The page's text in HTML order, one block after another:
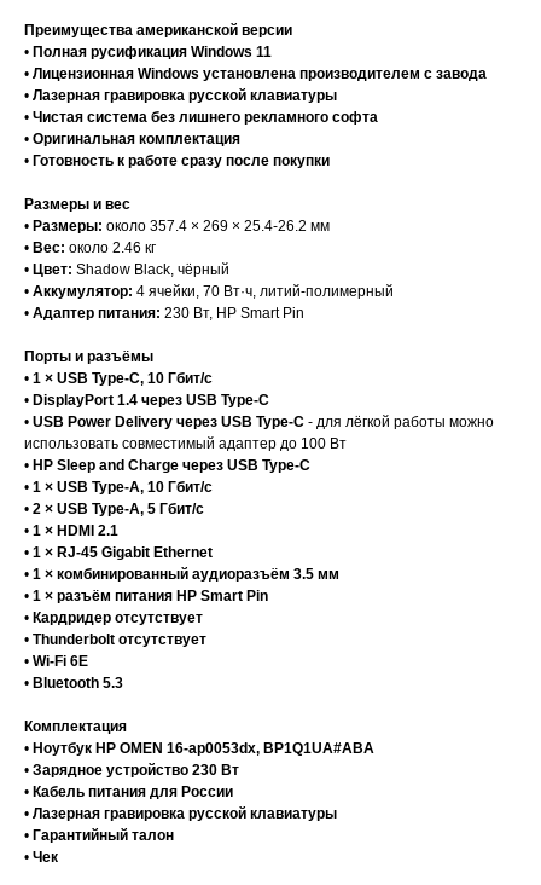
Преимущества американской версии
• Полная русификация Windows 11
• Лицензионная Windows установлена производителем с завода
• Лазерная гравировка русской клавиатуры
• Чистая система без лишнего рекламного софта
• Оригинальная комплектация
• Готовность к работе сразу после покупки
Размеры и вес
• Размеры: около 357.4 × 269 × 25.4-26.2 мм
• Вес: около 2.46 кг
• Цвет: Shadow Black, чёрный
• Аккумулятор: 4 ячейки, 70 Вт·ч, литий-полимерный
• Адаптер питания: 230 Вт, HP Smart Pin
Порты и разъёмы
• 1 × USB Type-C, 10 Гбит/с
• DisplayPort 1.4 через USB Type-C
• USB Power Delivery через USB Type-C - для лёгкой работы можно
использовать совместимый адаптер до 100 Вт
• HP Sleep and Charge через USB Type-C
• 1 × USB Type-A, 10 Гбит/с
• 2 × USB Type-A, 5 Гбит/с
• 1 × HDMI 2.1
• 1 × RJ-45 Gigabit Ethernet
• 1 × комбинированный аудиоразъём 3.5 мм
• 1 × разъём питания HP Smart Pin
• Кардридер отсутствует
• Thunderbolt отсутствует
• Wi-Fi 6E
• Bluetooth 5.3
Комплектация
• Ноутбук HP OMEN 16-ap0053dx, BP1Q1UA#ABA
• Зарядное устройство 230 Вт
• Кабель питания для России
• Лазерная гравировка русской клавиатуры
• Гарантийный талон
• Чек